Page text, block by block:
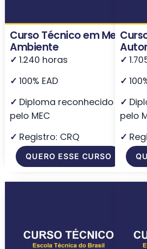
Curso Técnico em Meio
Ambiente
✓ 1.240 horas
✓ 100% EAD
✓ Diploma reconhecido
pelo MEC
✓ Registro: CRQ
QUERO ESSE CURSO
✓
✓
✓
pelo
✓